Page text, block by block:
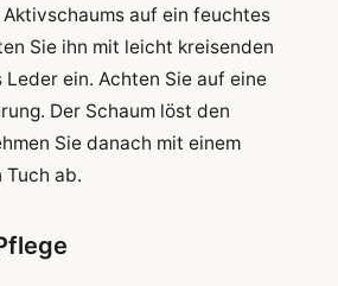
auf ein feuchtes
Sie ihn mit leicht kreisenden
Leder ein. Achten Sie auf eine
Der Schaum löst den
Sie danach mit einem
Tuch ab.